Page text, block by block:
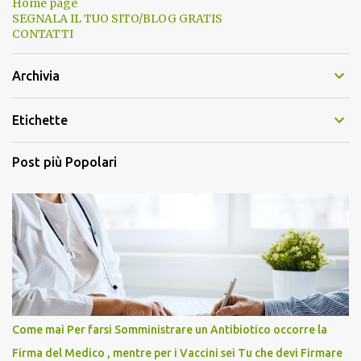
Home page
SEGNALA IL TUO SITO/BLOG GRATIS
CONTATTI
Archivia
Etichette
Post più Popolari
Come mai Per farsi Somministrare un Antibiotico occorre la
Firma del Medico , mentre per i Vaccini sei Tu che devi Firmare